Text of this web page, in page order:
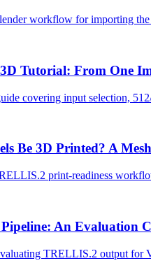
workflow for importing the
Tutorial: From One
covering input selection,
Be 3D Printed? A
print-readiness
An Evaluation
TRELLIS.2 output for